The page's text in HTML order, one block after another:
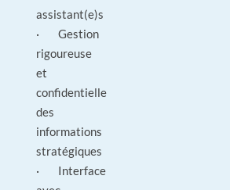
assistant(e)s
· Gestion
rigoureuse
et
confidentielle
des
informations
stratégiques
· Interface